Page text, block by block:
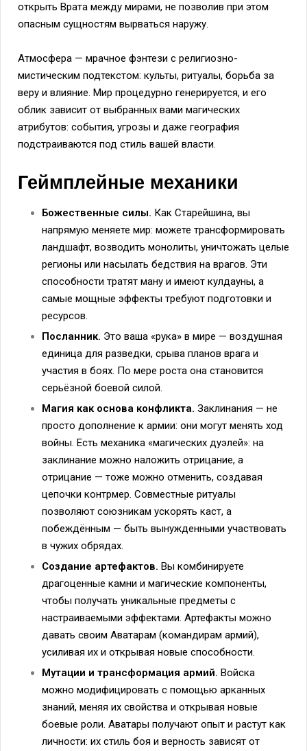
открыть Врата между мирами, не позволив при этом
опасным сущностям вырваться наружу.
Атмосфера — мрачное фэнтези с религиозно-
мистическим подтекстом: культы, ритуалы, борьба за
веру и влияние. Мир процедурно генерируется, и его
облик зависит от выбранных вами магических
атрибутов: события, угрозы и даже география
подстраиваются под стиль вашей власти.
Геймплейные механики
Божественные силы. Как Старейшина, вы
напрямую меняете мир: можете трансформировать
ландшафт, возводить монолиты, уничтожать целые
регионы или насылать бедствия на врагов. Эти
способности тратят ману и имеют кулдауны, а
самые мощные эффекты требуют подготовки и
ресурсов.
Посланник. Это ваша «рука» в мире — воздушная
единица для разведки, срыва планов врага и
участия в боях. По мере роста она становится
серьёзной боевой силой.
Магия как основа конфликта. Заклинания — не
просто дополнение к армии: они могут менять ход
войны. Есть механика «магических дуэлей»: на
заклинание можно наложить отрицание, а
отрицание — тоже можно отменить, создавая
цепочки контрмер. Совместные ритуалы
позволяют союзникам ускорять каст, а
побеждённым — быть вынужденными участвовать
в чужих обрядах.
Создание артефактов. Вы комбинируете
драгоценные камни и магические компоненты,
чтобы получать уникальные предметы с
настраиваемыми эффектами. Артефакты можно
давать своим Аватарам (командирам армий),
усиливая их и открывая новые способности.
Мутации и трансформация армий. Войска
можно модифицировать с помощью арканных
знаний, меняя их свойства и открывая новые
боевые роли. Аватары получают опыт и растут как
личности: их стиль боя и верность зависят от